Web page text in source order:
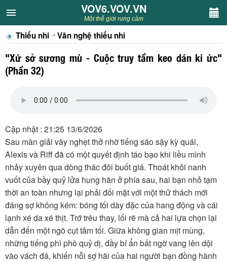
VOV6.VOV.VN
CHUYÊN MỤC
Khách VOV6
Sân khấu
Thiếu nhi
Kết nối VOV6
TÌM KIẾM
Vận hành bởi QI Corp
VOV6.VOV.VN
Một thế giới rung cảm
Thiếu nhi Văn nghệ thiếu nhi
"Xứ sở sương mù - Cuộc truy tầm keo dán kí ức"
(Phần 32)
Cập nhật : 21:25 13/6/2026
Sau màn giải vây nghẹt thở nhờ tiếng sáo sậy kỳ quái,
Alexis và Riff đã có một quyết định táo bạo khi liều mình
nhảy xuyên qua dòng thác đôi buốt giá. Thoát khỏi nanh
vuốt của bầy quỷ lửa hung hãn ở phía sau, hai bạn nhỏ tạm
thời an toàn nhưng lại phải đối mặt với một thử thách mới
đáng sợ không kém: bóng tối dày đặc của hang động và cái
lạnh xé da xé thịt. Trớ trêu thay, lối rẽ mà cả hai lựa chọn lại
dẫn đến một ngõ cụt tăm tối. Giữa không gian mịt mùng,
những tiếng phì phò quỷ dị, đầy bí ẩn bất ngờ vang lên dội
vào vách đá, khiến nỗi sợ hãi của hai người bạn đồng hành